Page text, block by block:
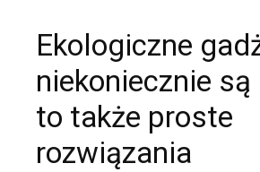
Ekologiczne
niekoniecznie
to także proste
rozwiązania